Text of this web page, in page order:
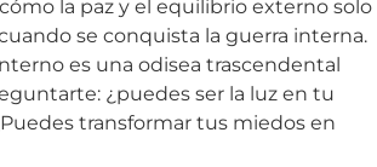
la paz y el equilibrio externo solo
se conquista la guerra interna.
es una odisea trascendental
¿puedes ser la luz en tu
transformar tus miedos en